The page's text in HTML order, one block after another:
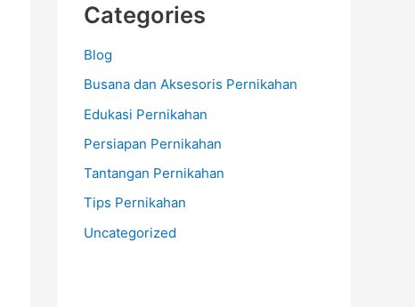
Categories
Blog
Busana dan Aksesoris Pernikahan
Edukasi Pernikahan
Persiapan Pernikahan
Tantangan Pernikahan
Tips Pernikahan
Uncategorized